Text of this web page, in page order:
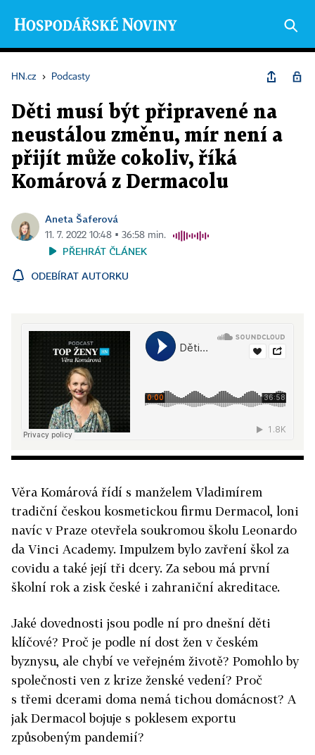
HN.cz › Podcasty
Děti musí být připravené na
neustálou změnu, mír není a
přijít může cokoliv, říká
Komárová z Dermacolu
Aneta Šaferová
11. 7. 2022 10:48 ▪ 36:58 min.
PŘEHRÁT ČLÁNEK
ODEBÍRAT AUTORKU
Věra Komárová řídí s manželem Vladimírem
tradiční českou kosmetickou firmu Dermacol, loni
navíc v Praze otevřela soukromou školu Leonardo
da Vinci Academy. Impulzem bylo zavření škol za
covidu a také její tři dcery. Za sebou má první
školní rok a zisk české i zahraniční akreditace.
Jaké dovednosti jsou podle ní pro dnešní děti
klíčové? Proč je podle ní dost žen v českém
byznysu, ale chybí ve veřejném životě? Pomohlo by
společnosti ven z krize ženské vedení? Proč
s třemi dcerami doma nemá tichou domácnost? A
jak Dermacol bojuje s poklesem exportu
způsobeným pandemií?